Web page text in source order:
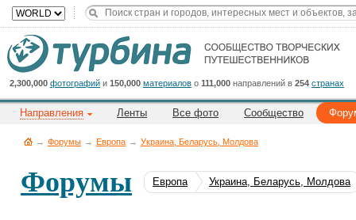
2,300,000 фотографий и 150,000 материалов о 111,000 направлений в 254 странах
Направления Ленты Все фото Сообщество
→ Форумы → Европа → Украина, Беларусь, Молдова
Форумы Европа Украина, Беларусь, Молдова
Cейчас
на
сайте:
Title
Button